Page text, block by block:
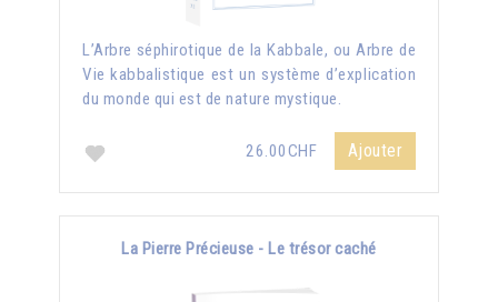
L’Arbre séphirotique de la Kabbale, ou Arbre de
Vie kabbalistique est un système d’explication
du monde qui est de nature mystique.
26.00CHF Ajouter
La Pierre Précieuse - Le trésor caché